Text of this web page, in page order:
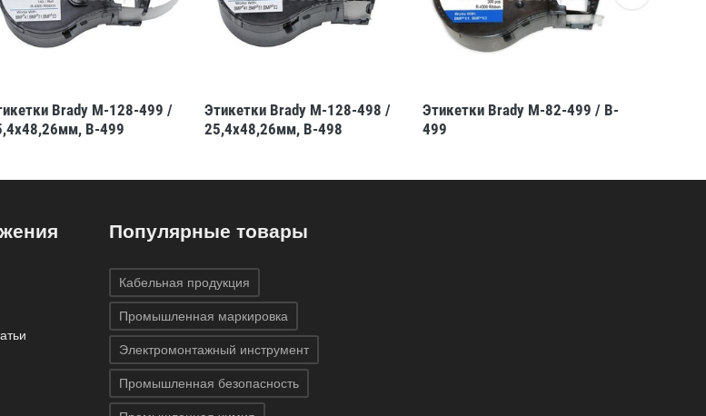
Brady M-128-499 /
B-499
Этикетки Brady M-128-498 /
25,4x48,26мм, B-498
Этикетки Brady M-82-499 / B-
499
Популярные товары
Кабельная продукция
Промышленная маркировка
Электромонтажный инструмент
Промышленная безопасность